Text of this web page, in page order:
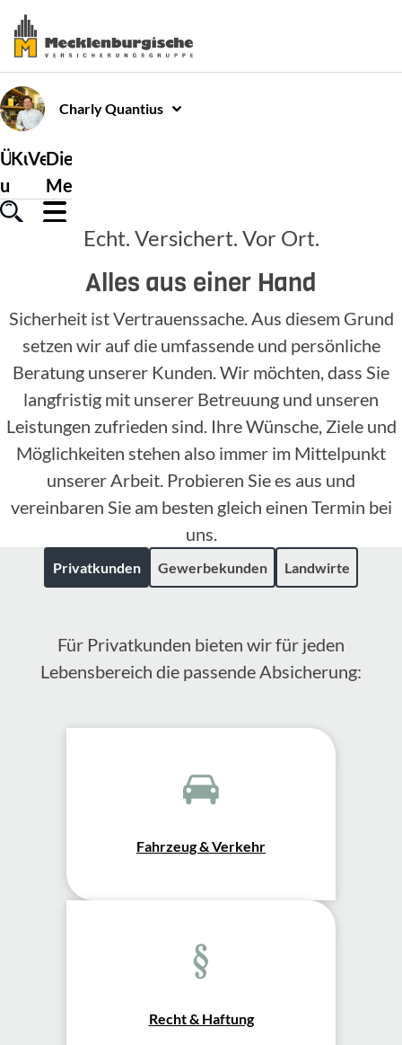
CharlyQuantius
Über
uns
Kundenservice
Versicherungen
Die
Mecklenburgische
Echt. Versichert. Vor Ort.
Alles aus einer Hand
Sicherheit ist Vertrauenssache. Aus diesem Grund
setzen wir auf die umfassende und persönliche
Beratung unserer Kunden. Wir möchten, dass Sie
langfristig mit unserer Betreuung und unseren
Leistungen zufrieden sind. Ihre Wünsche, Ziele und
Möglichkeiten stehen also immer im Mittelpunkt
unserer Arbeit. Probieren Sie es aus und
vereinbaren Sie am besten gleich einen Termin bei
uns.
Privatkunden Gewerbekunden Landwirte
Für Privatkunden bieten wir für jeden
Lebensbereich die passende Absicherung:
Fahrzeug & Verkehr
Recht & Haftung